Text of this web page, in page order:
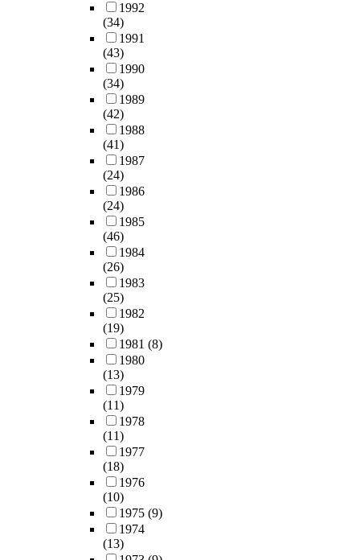
1992
(34)
1991
(43)
1990
(34)
1989
(42)
1988
(41)
1987
(24)
1986
(24)
1985
(46)
1984
(26)
1983
(25)
1982
(19)
1981 (8)
1980
(13)
1979
(11)
1978
(11)
1977
(18)
1976
(10)
1975 (9)
1974
(13)